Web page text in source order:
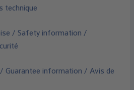
technique
/ Safety information /
Guarantee information / Avis de